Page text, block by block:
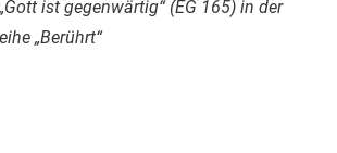
ist gegenwärtig“ (EG 165) in der
„Berührt“